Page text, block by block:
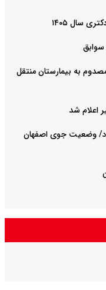
سال ۱۴۰۵
سقوط آسانسور در پاساژ علاءالدین/ ۶ مصدوم به بیمارستان منتقل
اعلام شد
اصفهان فردا یکشنبه ۱۸ مرداد/ وضعیت جوی اصفهان